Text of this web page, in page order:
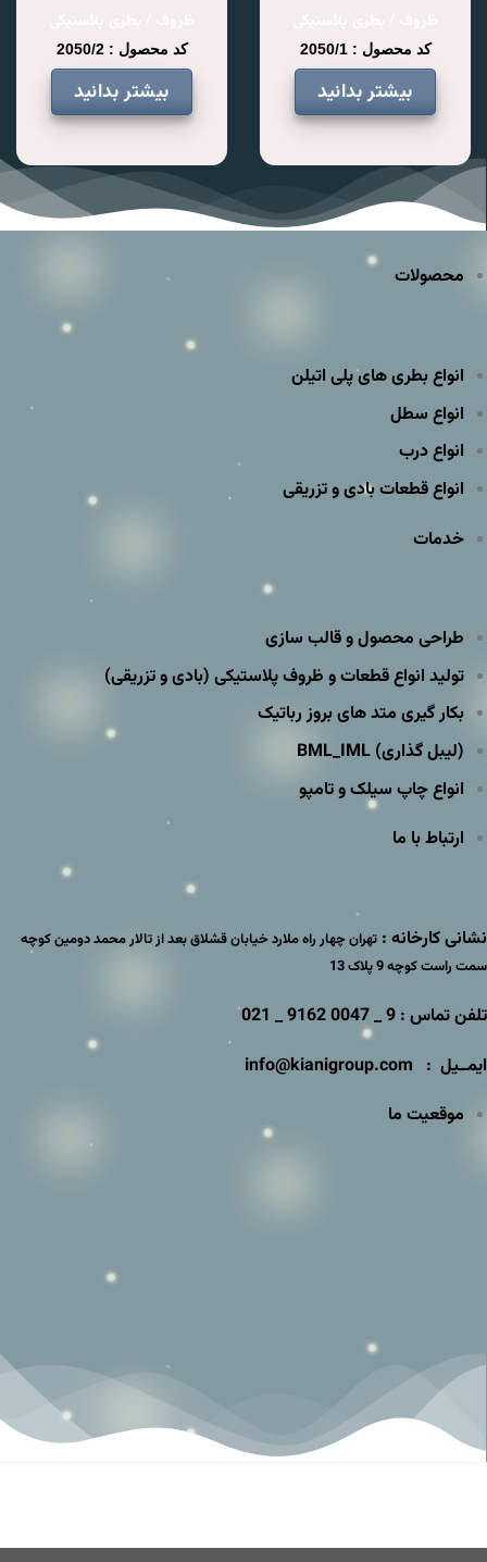
کد محصول : 2050/1
بیشتر بدانید
کد محصول : 2050/2
بیشتر بدانید
محصولات
انواع بطری های پلی اتیلن
انواع سطل
انواع درب
انواع قطعات بادی و تزریقی
خدمات
طراحی محصول و قالب سازی
تولید انواع قطعات و ظروف پلاستیکی (بادی و تزریقی)
بکار گیری متد های بروز رباتیک
(لیبل گذاری) BML_IML
انواع چاپ سیلک و تامپو
ارتباط با ما
نشانی کارخانه : تهران چهار راه ملارد خیابان قشلاق بعد از تالار محمد دومین کوچه
سمت راست کوچه 9 پلاک 13
تلفن تماس : 9 _ 0047 9162 _ 021
ایمــیل : info@kianigroup.com
موقعیت ما